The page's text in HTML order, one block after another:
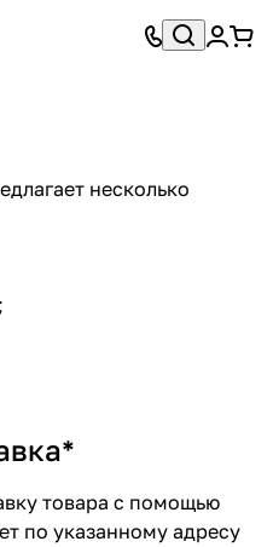
несколько
товара с помощью
по указанному адресу